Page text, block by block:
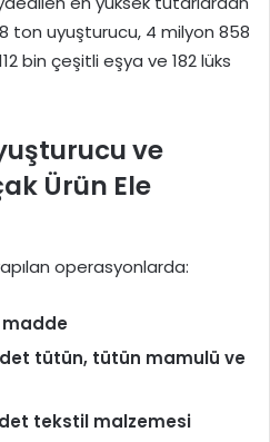
ton uyuşturucu, 4 milyon 858
bin çeşitli eşya ve 182 lüks
ve
Ürün Ele
operasyonlarda:
madde
tütün, tütün mamulü ve
tekstil malzemesi